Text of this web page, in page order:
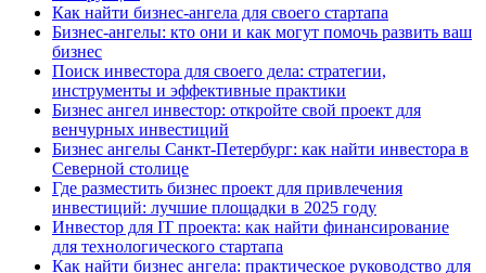
Как найти бизнес-ангела для своего стартапа
Бизнес-ангелы: кто они и как могут помочь развить ваш
бизнес
Поиск инвестора для своего дела: стратегии,
инструменты и эффективные практики
Бизнес ангел инвестор: откройте свой проект для
венчурных инвестиций
Бизнес ангелы Санкт-Петербург: как найти инвестора в
Северной столице
Где разместить бизнес проект для привлечения
инвестиций: лучшие площадки в 2025 году
Инвестор для IT проекта: как найти финансирование
для технологического стартапа
Как найти бизнес ангела: практическое руководство для